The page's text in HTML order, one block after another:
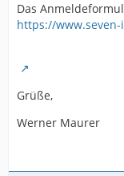
Das
https://
Grüße,
Werner Maurer